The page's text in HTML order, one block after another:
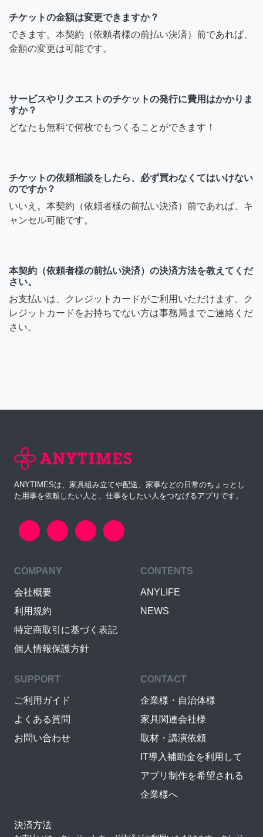
チケットの金額は変更できますか？
できます。本契約（依頼者様の前払い決済）前であれば、
金額の変更は可能です。
サービスやリクエストのチケットの発行に費用はかかりま
すか？
どなたも無料で何枚でもつくることができます！
チケットの依頼相談をしたら、必ず買わなくてはいけない
のですか？
いいえ。本契約（依頼者様の前払い決済）前であれば、キ
ャンセル可能です。
本契約（依頼者様の前払い決済）の決済方法を教えてくだ
さい。
お支払いは、クレジットカードがご利用いただけます。ク
レジットカードをお持ちでない方は事務局までご連絡くだ
さい。
ANYTIMESは、家具組み立てや配送、家事などの日常のちょっとし
た用事を依頼したい人と、仕事をしたい人をつなげるアプリです。
COMPANY
会社概要
利用規約
特定商取引に基づく表記
個人情報保護方針
CONTENTS
ANYLIFE
NEWS
SUPPORT
ご利用ガイド
よくある質問
お問い合わせ
CONTACT
企業様・自治体様
家具関連会社様
取材・講演依頼
IT導入補助金を利用して
アプリ制作を希望される
企業様へ
決済方法